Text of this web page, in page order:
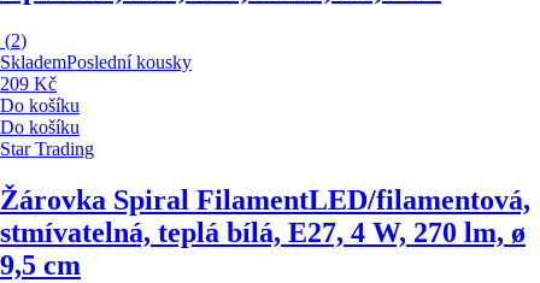
(2)
SklademPoslední kousky
209 Kč
Do košíku
Do košíku
Star Trading
Žárovka Spiral FilamentLED/filamentová,
stmívatelná, teplá bílá, E27, 4 W, 270 lm, ø
9,5 cm